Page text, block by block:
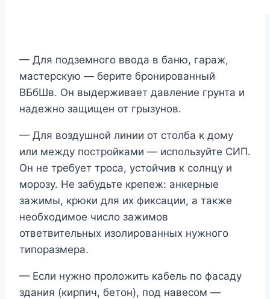
— Для подземного ввода в баню, гараж,
мастерскую — берите бронированный
ВБбШв. Он выдерживает давление грунта и
надежно защищен от грызунов.
— Для воздушной линии от столба к дому
или между постройками — используйте СИП.
Он не требует троса, устойчив к солнцу и
морозу. Не забудьте крепеж: анкерные
зажимы, крюки для их фиксации, а также
необходимое число зажимов
ответвительных изолированных нужного
типоразмера.
— Если нужно проложить кабель по фасаду
здания (кирпич, бетон), под навесом —